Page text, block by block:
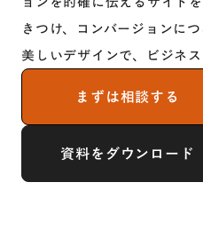
きつけ、コンバージョンに
美しいデザインで、ビジネ
まずは相談する
資料をダウンロード